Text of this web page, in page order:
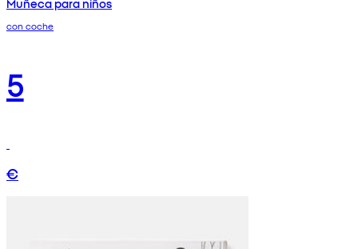
Muñeca para niños
con coche
5
€